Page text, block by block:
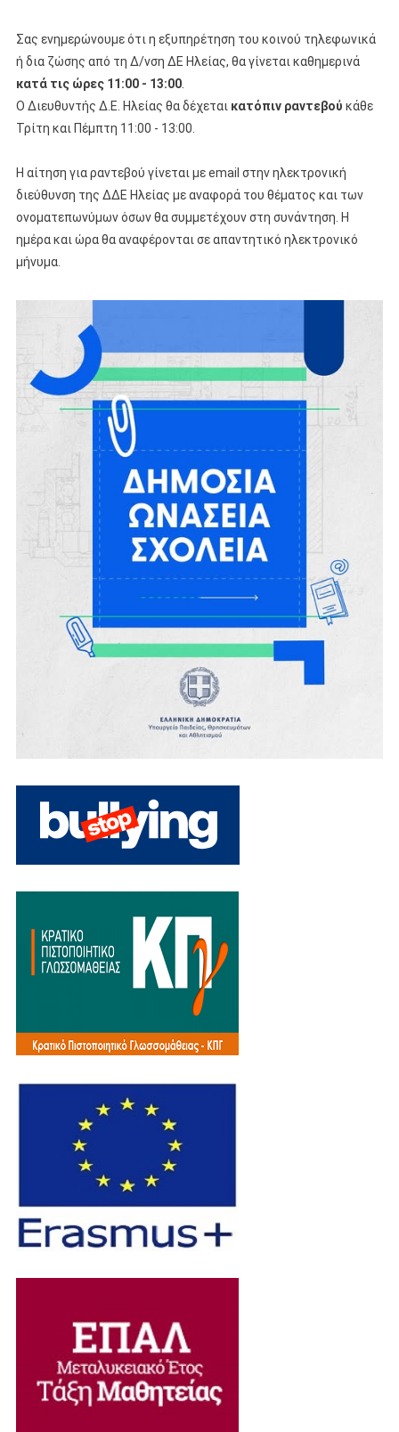
Σας ενημερώνουμε ότι η εξυπηρέτηση του κοινού τηλεφωνικά
ή δια ζώσης από τη Δ/νση ΔΕ Ηλείας, θα γίνεται καθημερινά
κατά τις ώρες 11:00 - 13:00.
Ο Διευθυντής Δ.Ε. Ηλείας θα δέχεται κατόπιν ραντεβού κάθε
Τρίτη και Πέμπτη 11:00 - 13:00.
Η αίτηση για ραντεβού γίνεται με email στην ηλεκτρονική
διεύθυνση της ΔΔΕ Ηλείας με αναφορά του θέματος και των
ονοματεπωνύμων όσων θα συμμετέχουν στη συνάντηση. Η
ημέρα και ώρα θα αναφέρονται σε απαντητικό ηλεκτρονικό
μήνυμα.